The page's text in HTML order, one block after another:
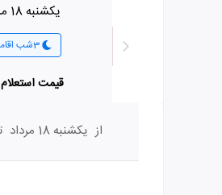
یکشنبه 18 مرداد
3شب اقامت
قیمت
از یکشنبه 18 مرداد